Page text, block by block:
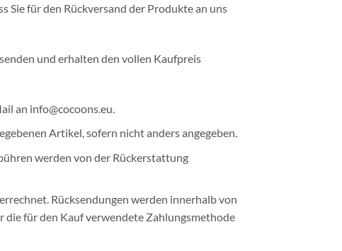
Sie für den Rückversand der Produkte an uns
und erhalten den vollen Kaufpreis
an info@cocoons.eu
Artikel, sofern nicht anders angegeben.
werden von der Rückerstattung
Rücksendungen werden innerhalb von
die für den Kauf verwendete Zahlungsmethode